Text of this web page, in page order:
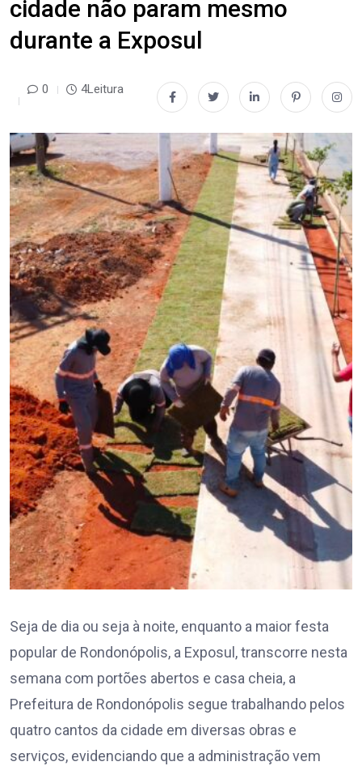
cidade não param mesmo
durante a Exposul
0 4Leitura
Seja de dia ou seja à noite, enquanto a maior festa
popular de Rondonópolis, a Exposul, transcorre nesta
semana com portões abertos e casa cheia, a
Prefeitura de Rondonópolis segue trabalhando pelos
quatro cantos da cidade em diversas obras e
serviços, evidenciando que a administração vem